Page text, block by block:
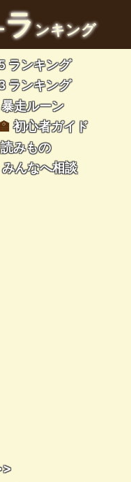
ランキング
ランキング
ランキング
暴走ルーン
初心者ガイド
読みもの
みんなへ相談